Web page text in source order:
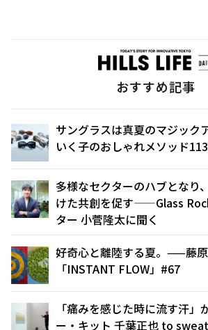
おすすめ記事
サングラスは真夏のマジッ
いく子のおしゃれメソッド113
多様なセクターのハブとなり
けた共創を促す——Glass
ター 小菅隆太に聞く
好奇心と離陸する夏。——藤
「INSTANT FLOW」#67
「痛みを感じた時に流す汗
ー・キット 千葉正也 to